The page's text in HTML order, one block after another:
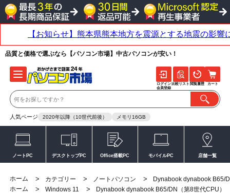
品質と価格で選ぶなら【パソコン市場】中古パソコンが安い！
人気ページ 2020年以降（10世代前後） メモリ16GB
ログイン
会員登録
比較リスト 閲覧履歴 カート
ノートPC デスクトップPC Office搭載PC モバイルPC 店舗一覧
ホーム > カテゴリー > ノートパソコン >
Dynabook dynabook B65/
ホーム
> Windows 11 >
Dynabook dynabook B65/DN（第8世代CPU）